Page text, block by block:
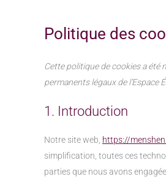
Accueil Politique des
Politique des
Cette politique de cookies a été
permanents légaux de l’Espace
1. Introduction
Notre site web, https://
simplification, toutes ces
parties que nous avons